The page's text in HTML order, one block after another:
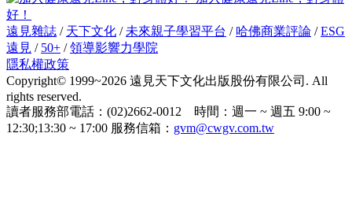
好！
遠見雜誌 / 天下文化 / 未來親子學習平台 / 哈佛商業評論 /ESG
遠見 / 50+ /領導影響力學院
隱私權政策
Copyright© 1999~2026 遠見天下文化出版股份有限公司. All
rights reserved.
讀者服務部電話：(02)2662-0012 時間：週一 ~ 週五 9:00 ~
12:30;13:30 ~ 17:00 服務信箱： gvm@cwgv.com.tw